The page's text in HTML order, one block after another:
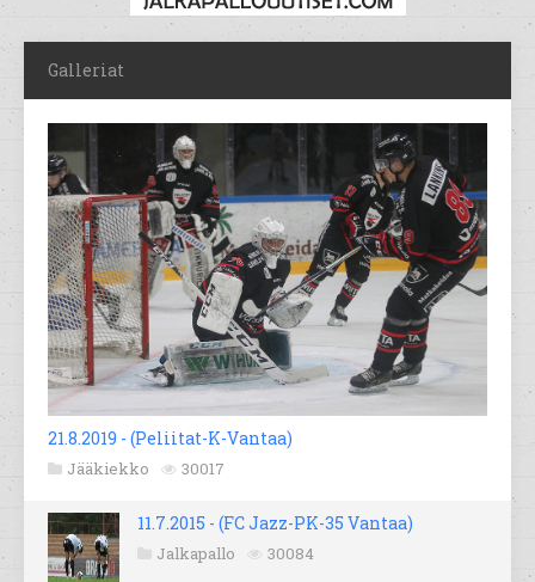
Galleriat
21.8.2019 - (Peliitat-K-Vantaa)
Jääkiekko 30017
11.7.2015 - (FC Jazz-PK-35 Vantaa)
Jalkapallo 30084